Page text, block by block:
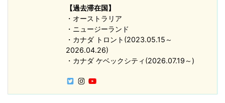
【過去滞在国】
・オーストラリア
・ニュージーランド
・カナダ トロント(2023.05.15～
2026.04.26)
・カナダ ケベックシティ(2026.07.19～)